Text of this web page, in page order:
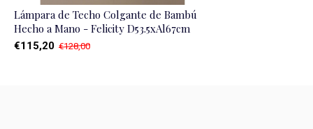
Lámpara de Techo Colgante de Bambú
Hecho a Mano - Felicity D53.5xAl67cm
€115,20 €128,00